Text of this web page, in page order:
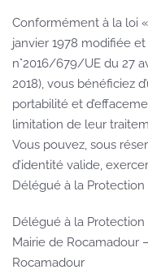
Conformément à la loi
janvier 1978 modifiée
n°2016/679/UE du 27
2018), vous bénéficiez
portabilité et
limitation de leur
Vous pouvez, sous
d’identité valide,
Délégué à la
Délégué à la
Mairie de Rocamadour
Rocamadour